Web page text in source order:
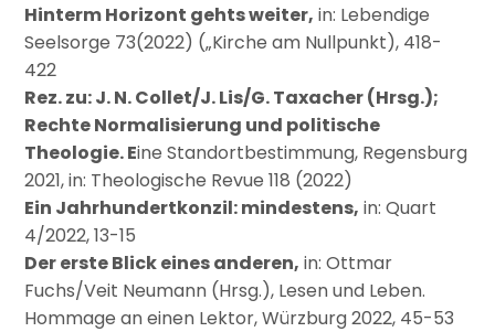
Hinterm Horizont gehts weiter, in: Lebendige
Seelsorge 73(2022) („Kirche am Nullpunkt), 418-
422
Rez. zu: J. N. Collet/J. Lis/G. Taxacher (Hrsg.);
Rechte Normalisierung und politische
Theologie. Eine Standortbestimmung, Regensburg
2021, in: Theologische Revue 118 (2022)
Ein Jahrhundertkonzil: mindestens, in: Quart
4/2022, 13-15
Der erste Blick eines anderen, in: Ottmar
Fuchs/Veit Neumann (Hrsg.), Lesen und Leben.
Hommage an einen Lektor, Würzburg 2022, 45-53